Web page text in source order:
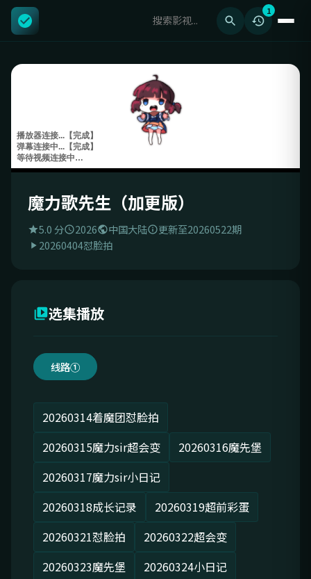
1
魔力歌先生（加更版）
5.0 分 2026 中国大陆
更新至20260522期
20260404怼脸拍
选集播放
线路①
20260314着魔团怼脸拍
20260315魔力sir超会变
20260316魔先堡
20260317魔力sir小日记
20260318成长记录
20260319超前彩蛋
20260321怼脸拍
20260322超会变
20260323魔先堡
20260324小日记